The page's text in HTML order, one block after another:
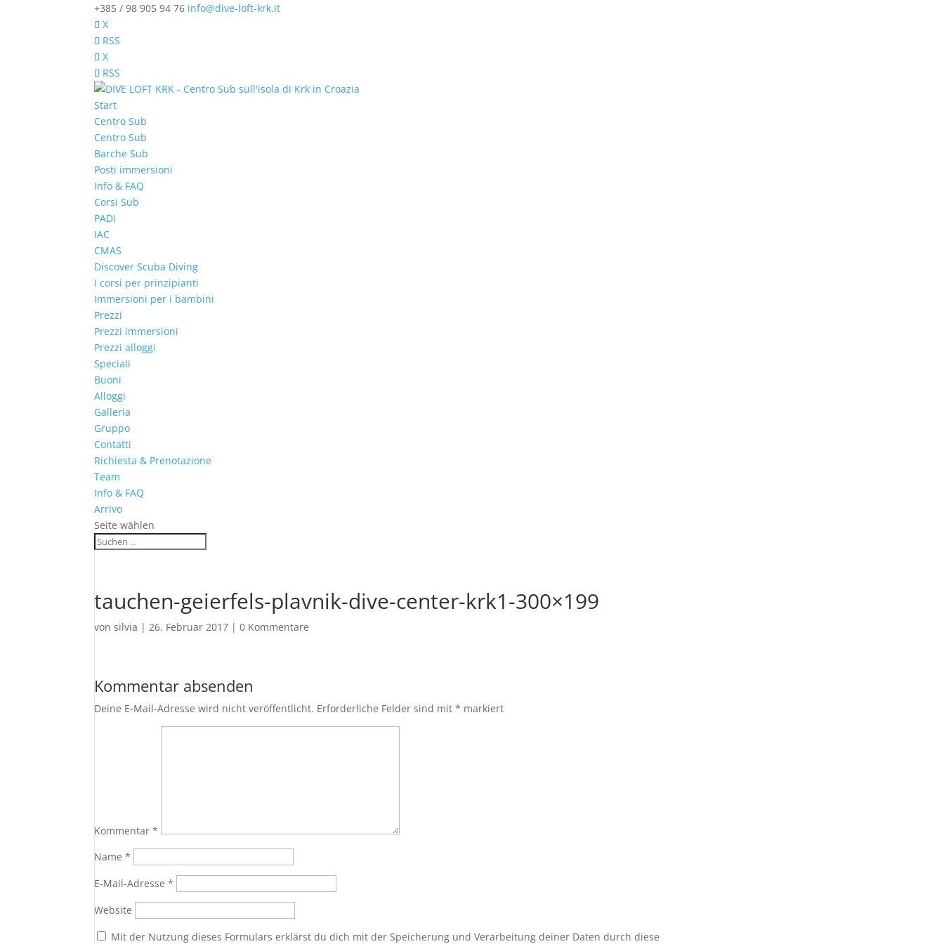
+385 / 98 905 94 76 info@dive-loft-krk.it
X
RSS
X
RSS
Start
Centro Sub
Centro Sub
Barche Sub
Posti immersioni
Info & FAQ
Corsi Sub
PADI
IAC
CMAS
Discover Scuba Diving
I corsi per prinzipianti
Immersioni per i bambini
Prezzi
Prezzi immersioni
Prezzi alloggi
Speciali
Buoni
Alloggi
Galleria
Gruppo
Contatti
Richiesta & Prenotazione
Team
Info & FAQ
Arrivo
Seite wählen
tauchen-geierfels-plavnik-dive-center-krk1-300×199
vonsilvia |26. Februar 2017 |0 Kommentare
Kommentar absenden
Deine E-Mail-Adresse wird nicht veröffentlicht. Erforderliche Felder sind mit* markiert
Kommentar*
Name*
E-Mail-Adresse*
Website
Mit der Nutzung dieses Formulars erklärst du dich mit der Speicherung und Verarbeitung deiner Daten durch diese